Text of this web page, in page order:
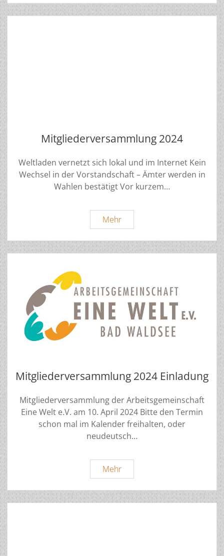
Mitgliederversammlung 2024
Weltladen vernetzt sich lokal und im Internet Kein
Wechsel in der Vorstandschaft – Ämter werden in
Wahlen bestätigt Vor kurzem…
MehrMitgliederversammlung
2024
Mitgliederversammlung 2024 Einladung
Mitgliederversammlung der Arbeitsgemeinschaft
Eine Welt e.V. am 10. April 2024 Bitte den Termin
schon mal im Kalender freihalten, oder
neudeutsch…
MehrMitgliederversammlung
2024
Einladung